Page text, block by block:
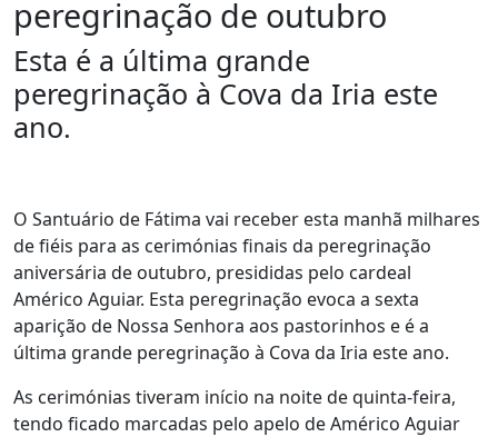
peregrinação de outubro
Esta é a última grande
peregrinação à Cova da Iria este
ano.
O Santuário de Fátima vai receber esta manhã milhares
de fiéis para as cerimónias finais da peregrinação
aniversária de outubro, presididas pelo cardeal
Américo Aguiar. Esta peregrinação evoca a sexta
aparição de Nossa Senhora aos pastorinhos e é a
última grande peregrinação à Cova da Iria este ano.
As cerimónias tiveram início na noite de quinta-feira,
tendo ficado marcadas pelo apelo de Américo Aguiar